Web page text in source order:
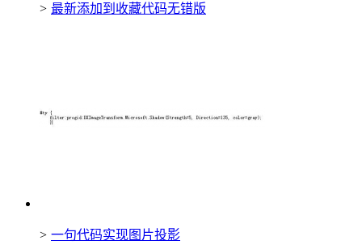
> 最新添加到收藏代码无错版
> 一句代码实现图片投影